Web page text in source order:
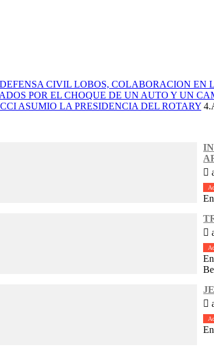
CIVIL LOBOS, COLABORACION
POR EL CHOQUE DE UN AUTO Y UN
ASUMIO LA PRESIDENCIA DEL ROTARY